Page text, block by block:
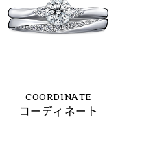
COORDINATE
コーディネート